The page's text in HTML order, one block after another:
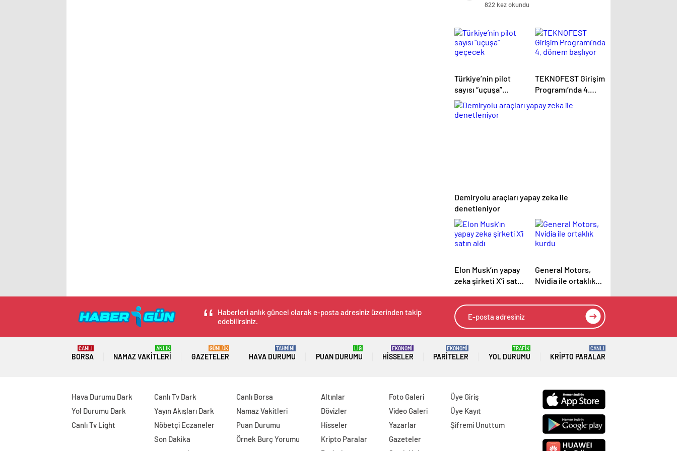
öldü
822 kez okundu
Türkiye’nin pilot
sayısı “uçuşa”
geçecek
TEKNOFEST Girişim
Programı’nda 4.
dönem başlıyor
Demiryolu araçları yapay zeka ile
denetleniyor
Elon Musk’ın yapay
zeka şirketi X’i satın
General Motors,
Nvidia ile ortaklık
Haberleri anlık güncel olarak e-posta adresiniz üzerinden takip
edebilirsiniz.
BORSA
CANLI
NAMAZ VAKITLERI
ANLIK
GAZETELER
GÜNLÜK
HAVA DURUMU
TAHMİNİ
PUAN DURUMU
LİG
HISSELER
EKONOMİ
PARITELER
EKONOMİ
YOL DURUMU
TRAFİK
KRIPTO PARALAR
CANLI
Hava Durumu Dark
Yol Durumu Dark
Canlı Tv Light
Canlı Tv Dark
Yayın Akışları Dark
Nöbetçi Eczaneler
Son Dakika
Canlı Borsa
Namaz Vakitleri
Puan Durumu
Örnek Burç Yorumu
Altınlar
Dövizler
Hisseler
Kripto Paralar
Foto Galeri
Video Galeri
Yazarlar
Gazeteler
Üye Giriş
Üye Kayıt
Şifremi Unuttum